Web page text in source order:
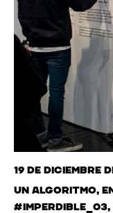
19 de diciembre
Un algoritmo,